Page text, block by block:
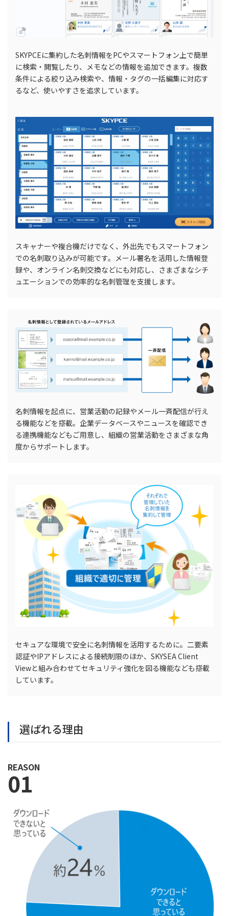
SKYPCEに集約した名刺情報をPCやスマートフォン上で簡単
に検索・閲覧したり、メモなどの情報を追加できます。複数
条件による絞り込み検索や、情報・タグの一括編集に対応す
るなど、使いやすさを追求しています。
スキャナーや複合機だけでなく、外出先でもスマートフォン
での名刺取り込みが可能です。メール署名を活用した情報登
録や、オンライン名刺交換などにも対応し、さまざまなシチ
ュエーションでの効率的な名刺管理を支援します。
名刺情報を起点に、営業活動の記録やメール一斉配信が行え
る機能などを搭載。企業データベースやニュースを確認でき
る連携機能などもご用意し、組織の営業活動をさまざまな角
度からサポートします。
セキュアな環境で安全に名刺情報を活用するために。二要素
認証やIPアドレスによる接続制限のほか、SKYSEA Client
Viewと組み合わせてセキュリティ強化を図る機能なども搭載
しています。
選ばれる理由
REASON
01